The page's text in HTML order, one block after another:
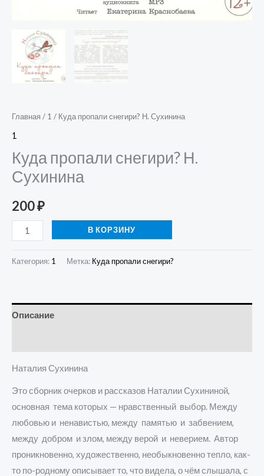
Главная / 1 / Куда пропали снегири? Н. Сухинина
1
Куда пропали снегири? Н.
Сухинина
200₽
В КОРЗИНУ
Категория: 1 Метка: Куда пропали снегири?
Описание
Наталия Сухинина
Это сборник очерков и рассказов Наталии Сухининой,
основная тема которых — нравственный выбор. Между
любовью и ненавистью, между памятью и забвением,
между добром и злом, между верой и неверием. Автор
проникновенно, художественно, необыкновенно тепло, как-
то по-родному описывает то, что видела, о чём слышала, с